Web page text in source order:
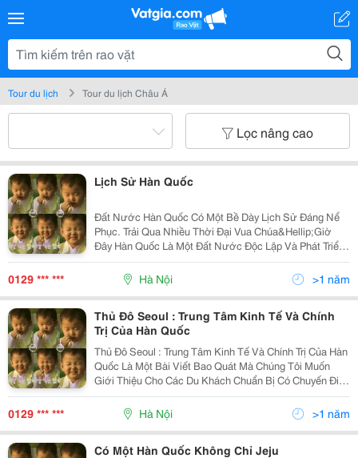
Tour du lịch Tour du lịch Châu Á
Lọc nâng cao
Lịch Sử Hàn Quốc
Đất Nước Hàn Quốc Có Một Bề Dày Lịch Sử Đáng Nể
Phục. Trải Qua Nhiều Thời Đại Vua Chúa&Hellip;Giờ
Đây Hàn Quốc Là Một Đất Nước Độc Lập Và Phát Triển.
Với Những Thành Tựu Đáng Khâm Phục, Hàn Quốc Đã
Cho Cả Thế Giới Biết Đến Tên Tuổi Của Mình. Khi Đi T
0129 *** *** Hà Nội >1 năm
Thủ Đô Seoul : Trung Tâm Kinh Tế Và Chính
Trị Của Hàn Quốc
Thủ Đô Seoul : Trung Tâm Kinh Tế Và Chính Trị Của Hàn
Quốc Là Một Bài Viết Bao Quát Mà Chúng Tôi Muốn
Giới Thiệu Cho Các Du Khách Chuẩn Bị Có Chuyến Đi
Tour Du Lịch Hàn Quốc . ≫≫Xem Thêm: Thời Tiết Khí
0129 *** *** Hà Nội >1 năm
Có Một Hàn Quốc Không Chỉ Jeju